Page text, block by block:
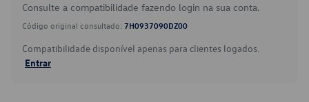
Consulte a compatibilidade fazendo login na sua conta.
Código original consultado: 7H0937090DZ00
Compatibilidade disponível apenas para clientes logados.
Entrar